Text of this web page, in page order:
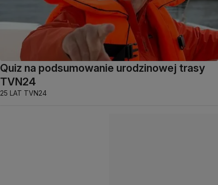
Quiz na podsumowanie urodzinowej trasy
TVN24
25 LAT TVN24